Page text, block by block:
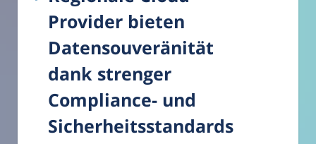
Provider bieten
Datensouveränität
dank strenger
Compliance- und
Sicherheitsstandards